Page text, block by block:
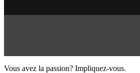
Vous avez la passion? Impliquez-vous.